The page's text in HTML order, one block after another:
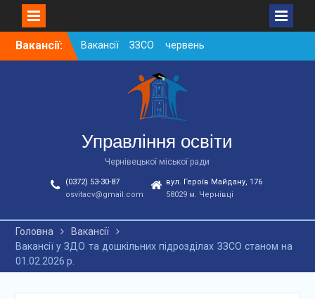
SkipВакансії:
Вакансії ЗЗСО червень
2026
Вакансії у ЗДО та
дошкільних підрозділах
ЗЗСО станом на
01.08.2026 р.
Вакансії ЗЗСО серпень
2026
Управління освіти
Чернівецької міської ради
(0372) 53-30-87
osvitacv@gmail.com
вул. Героїв Майдану, 176
58029 м. Чернівці
Головна
Вакансії
Вакансії у ЗДО та дошкільних підрозділах ЗЗСО станом на
01.02.2026 р.